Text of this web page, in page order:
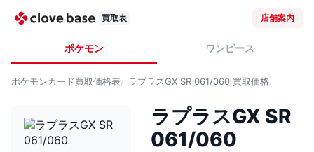
買取表 店舗案内
ポケモン ワンピース
ポケモンカード買取価格表 ラプラスGX SR 061/060 買取価格
ラプラスGX SR
061/060